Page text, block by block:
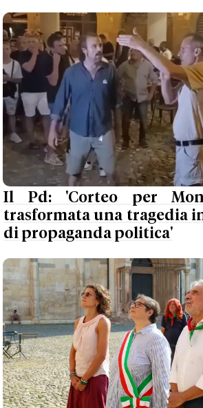
Il Pd: 'Corteo per
trasformata una tragedia
di propaganda politica'